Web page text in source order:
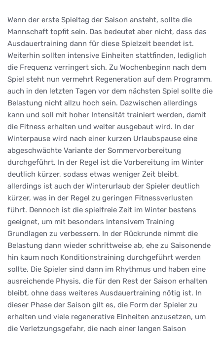
Wenn der erste Spieltag der Saison ansteht, sollte die
Mannschaft topfit sein. Das bedeutet aber nicht, dass das
Ausdauertraining dann für diese Spielzeit beendet ist.
Weiterhin sollten intensive Einheiten stattfinden, lediglich
die Frequenz verringert sich. Zu Wochenbeginn nach dem
Spiel steht nun vermehrt Regeneration auf dem Programm,
auch in den letzten Tagen vor dem nächsten Spiel sollte die
Belastung nicht allzu hoch sein. Dazwischen allerdings
kann und soll mit hoher Intensität trainiert werden, damit
die Fitness erhalten und weiter ausgebaut wird. In der
Winterpause wird nach einer kurzen Urlaubspause eine
abgeschwächte Variante der Sommervorbereitung
durchgeführt. In der Regel ist die Vorbereitung im Winter
deutlich kürzer, sodass etwas weniger Zeit bleibt,
allerdings ist auch der Winterurlaub der Spieler deutlich
kürzer, was in der Regel zu geringen Fitnessverlusten
führt. Dennoch ist die spielfreie Zeit im Winter bestens
geeignet, um mit besonders intensivem Training
Grundlagen zu verbessern. In der Rückrunde nimmt die
Belastung dann wieder schrittweise ab, ehe zu Saisonende
hin kaum noch Konditionstraining durchgeführt werden
sollte. Die Spieler sind dann im Rhythmus und haben eine
ausreichende Physis, die für den Rest der Saison erhalten
bleibt, ohne dass weiteres Ausdauertraining nötig ist. In
dieser Phase der Saison gilt es, die Form der Spieler zu
erhalten und viele regenerative Einheiten anzusetzen, um
die Verletzungsgefahr, die nach einer langen Saison